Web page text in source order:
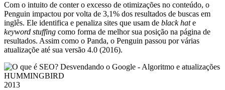
Com o intuito de conter o excesso de otimizações no conteúdo, o
Penguin impactou por volta de 3,1% dos resultados de buscas em
inglês. Ele identifica e penaliza sites que usam de black hate
keyword stuffing como forma de melhor sua posição na página de
resultados. Assim como o Panda, o Penguin passou por várias
atualizaçõe até sua versão 4.0 (2016).
HUMMINGBIRD
2013